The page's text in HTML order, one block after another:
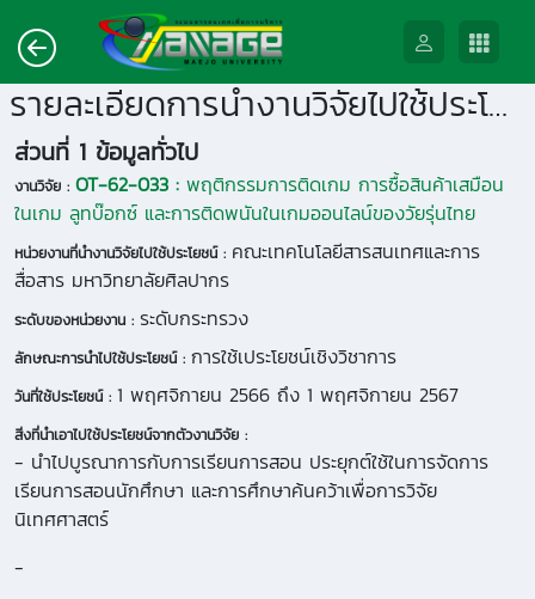
รายละเอียดการนำงานวิจัยไปใช้ประโยชน์
ส่วนที่ 1 ข้อมูลทั่วไป
งานวิจัย : OT-62-033 : พฤติกรรมการติดเกม การซื้อสินค้าเสมือน
ในเกม ลูทบ๊อกซ์ และการติดพนันในเกมออนไลน์ของวัยรุ่นไทย
หน่วยงานที่นำงานวิจัยไปใช้ประโยชน์ : คณะเทคโนโลยีสารสนเทศและการ
สื่อสาร มหาวิทยาลัยศิลปากร
ระดับของหน่วยงาน : ระดับกระทรวง
ลักษณะการนำไปใช้ประโยชน์ : การใช้เประโยชน์เชิงวิชาการ
วันที่ใช้ประโยชน์ : 1 พฤศจิกายน 2566 ถึง 1 พฤศจิกายน 2567
สิ่งที่นำเอาไปใช้ประโยชน์จากตัวงานวิจัย :
- นำไปบูรณาการกับการเรียนการสอน ประยุกต์ใช้ในการจัดการ
เรียนการสอนนักศึกษา และการศึกษาค้นคว้าเพื่อการวิจัย
นิเทศศาสตร์
-